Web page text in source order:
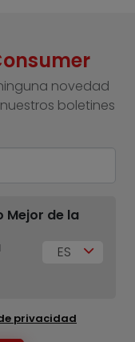
novedad
boletines
Mejor de la
ES
privacidad